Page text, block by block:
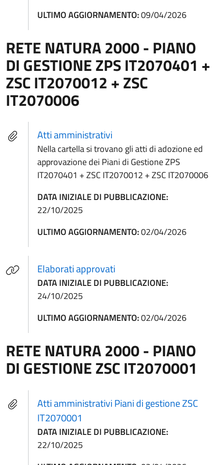
ULTIMO AGGIORNAMENTO:09/04/2026
RETE NATURA 2000 - PIANO
DI GESTIONE ZPS IT2070401 +
ZSC IT2070012 + ZSC
IT2070006
Atti amministrativi
Nella cartella si trovano gli atti di adozione ed
approvazione dei Piani di Gestione ZPS
IT2070401 + ZSC IT2070012 + ZSC IT2070006
DATA INIZIALE DI PUBBLICAZIONE:
22/10/2025
ULTIMO AGGIORNAMENTO:02/04/2026
Elaborati approvati
DATA INIZIALE DI PUBBLICAZIONE:
24/10/2025
ULTIMO AGGIORNAMENTO:02/04/2026
RETE NATURA 2000 - PIANO
DI GESTIONE ZSC IT2070001
Atti amministrativi Piani di gestione ZSC
IT2070001
DATA INIZIALE DI PUBBLICAZIONE:
22/10/2025